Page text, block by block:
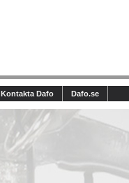
Kontakta Dafo Dafo.se